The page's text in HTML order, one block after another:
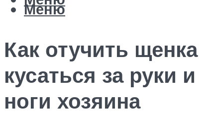
Меню
Как отучить щенка
кусаться за руки и
ноги хозяина